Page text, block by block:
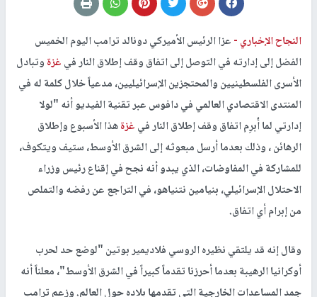
النجاح الإخباري -عزا الرئيس الأميركي دونالد ترامب اليوم الخميس
الفضل إلى إدارته في التوصل إلى اتفاق وقف إطلاق النار فيغزةوتبادل
الأسرى الفلسطينيين والمحتجزين الإسرائيليين، مدعياً خلال كلمة له في
المنتدى الاقتصادي العالمي في دافوس عبر تقنية الفيديو أنه "لولا
إدارتي لما أُبرِم اتفاق وقف إطلاق النار فيغزةهذا الأسبوع وإطلاق
الرهائن ، وذلك بعدما أرسل مبعوثه إلى الشرق الأوسط، ستيف ويتكوف،
للمشاركة في المفاوضات، الذي يبدو أنه نجح في إقناع رئيس وزراء
الاحتلال الإسرائيلي، بنيامين نتنياهو، في التراجع عن رفضه والتملص
من إبرام أي اتفاق.
وقال إنه قد يلتقي نظيره الروسي فلاديمير بوتين "لوضع حد لحرب
أوكرانيا الرهيبة بعدما أحرزنا تقدماً كبيراً في الشرق الأوسط"، معلناً أنه